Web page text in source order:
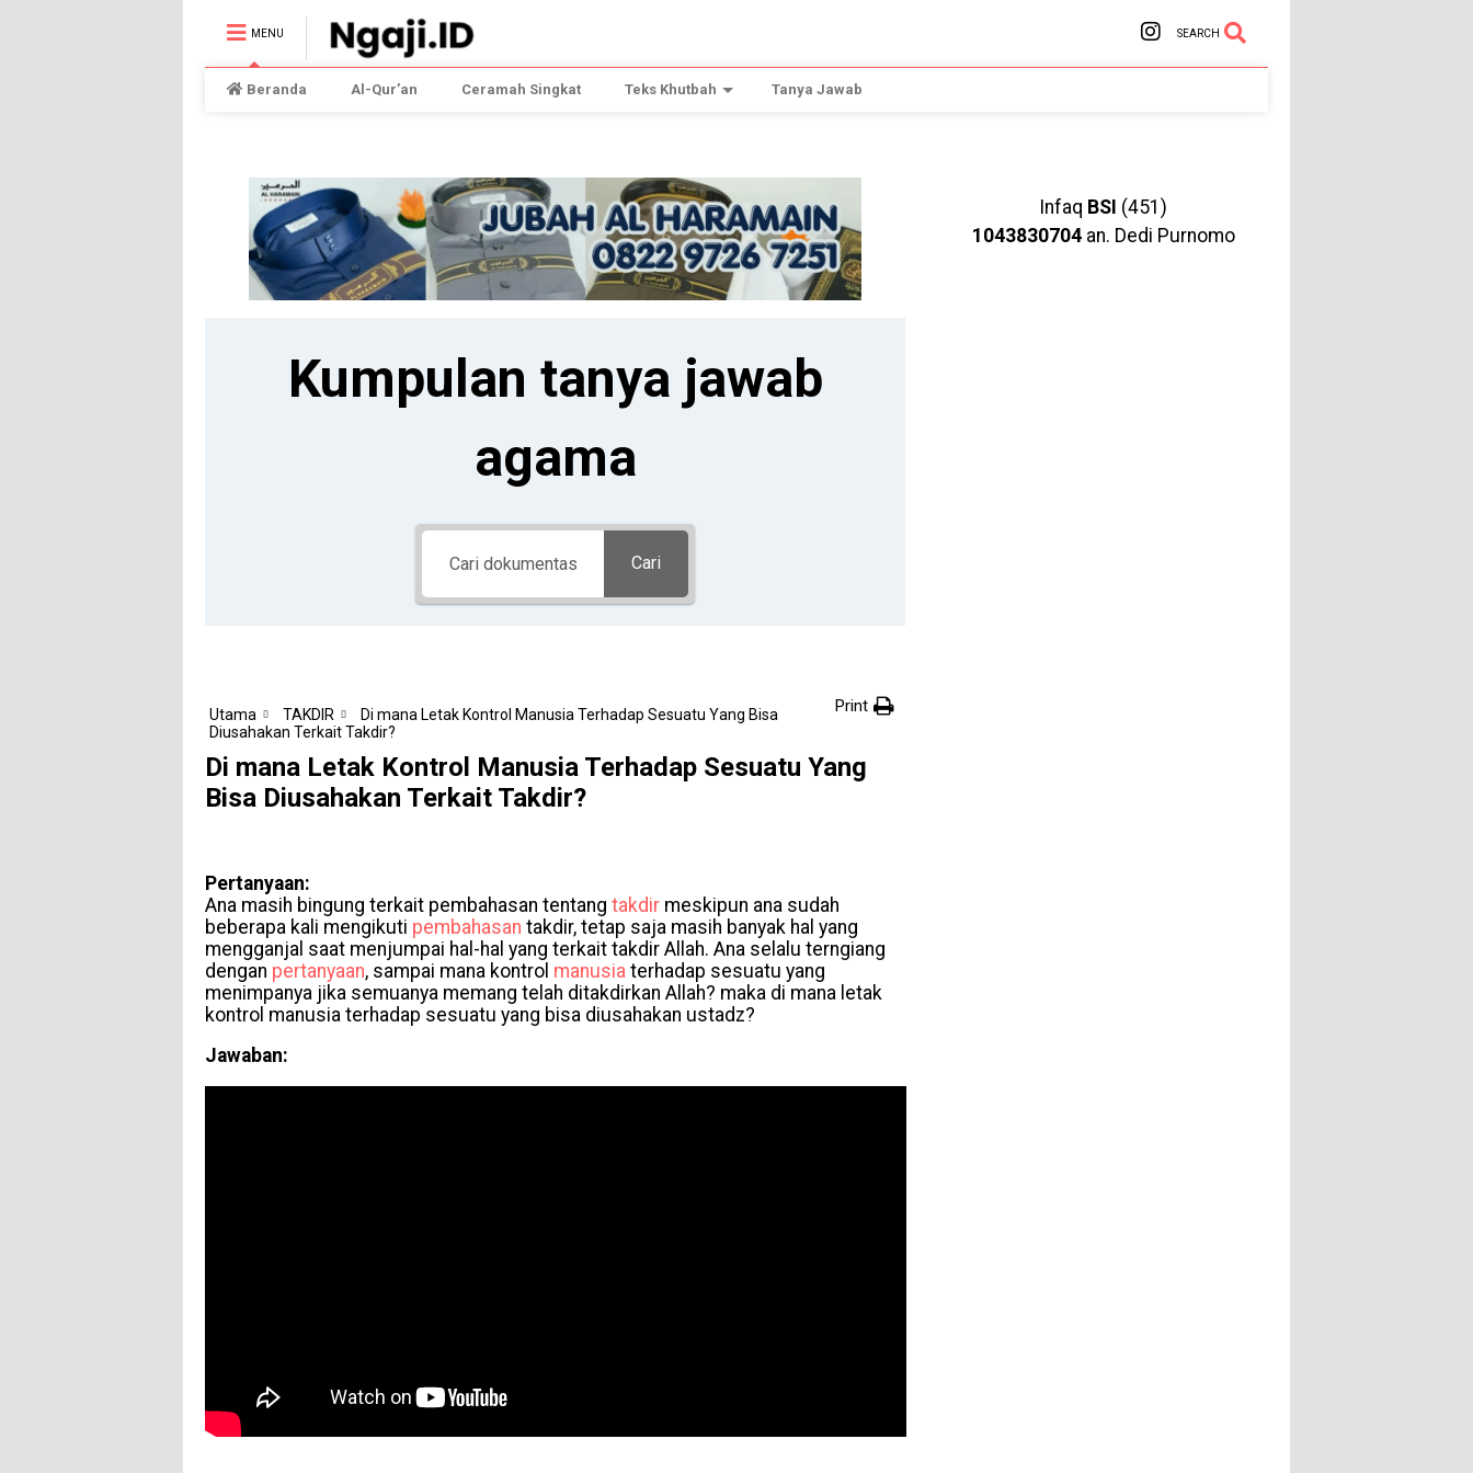
MENU SEARCH
Beranda Al-Qur’an Ceramah Singkat Teks Khutbah Tanya Jawab
Kumpulan tanya jawab
agama
Cari
Utama TAKDIR
Di mana Letak Kontrol Manusia Terhadap Sesuatu Yang Bisa
Diusahakan Terkait Takdir?
Print
Di mana Letak Kontrol Manusia Terhadap Sesuatu Yang
Bisa Diusahakan Terkait Takdir?
Pertanyaan:
Ana masih bingung terkait pembahasan tentang takdirmeskipun ana sudah
beberapa kali mengikuti pembahasan takdir, tetap saja masih banyak hal yang
mengganjal saat menjumpai hal-hal yang terkait takdir Allah. Ana selalu terngiang
dengan pertanyaan, sampai mana kontrol manusia terhadap sesuatu yang
menimpanya jika semuanya memang telah ditakdirkan Allah? maka di mana letak
kontrol manusia terhadap sesuatu yang bisa diusahakan ustadz?
Jawaban:
Infaq BSI (451)
1043830704an. Dedi Purnomo